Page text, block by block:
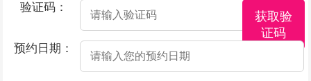
验证码：
获取验
证码
预约日期：